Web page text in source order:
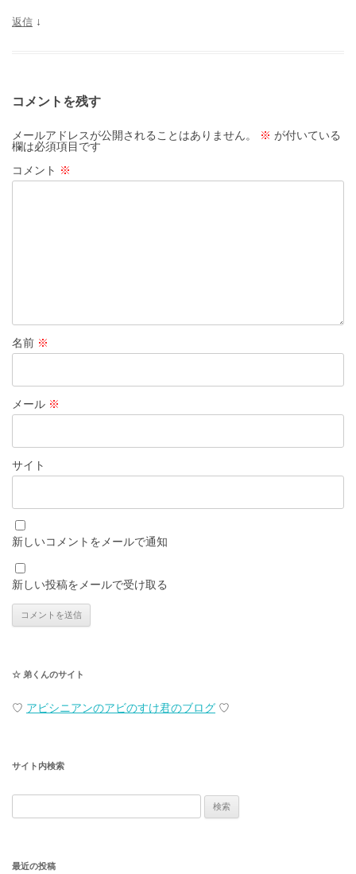
返信 ↓
コメントを残す
メールアドレスが公開されることはありません。 ※ が付いている
欄は必須項目です
コメント ※
名前 ※
メール ※
サイト
新しいコメントをメールで通知
新しい投稿をメールで受け取る
☆ 弟くんのサイト
♡ アビシニアンのアビのすけ君のブログ ♡
サイト内検索
索:
最近の投稿